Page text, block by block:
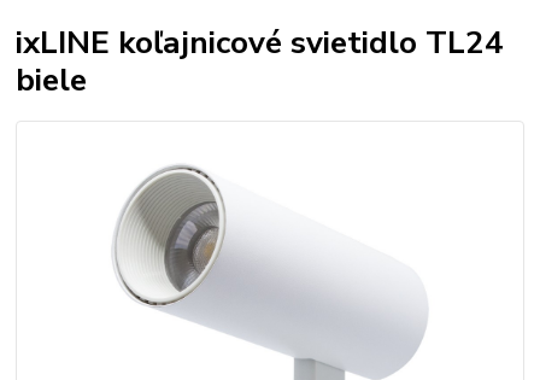
ixLINE koľajnicové svietidlo TL24
biele